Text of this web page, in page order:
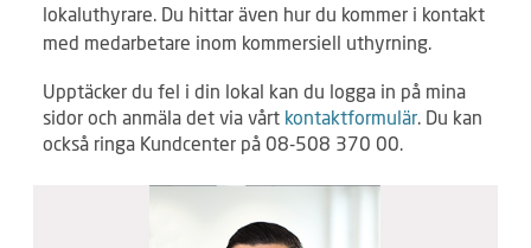
lokaluthyrare. Du hittar även hur du kommer i kontakt
med medarbetare inom kommersiell uthyrning.
Upptäcker du fel i din lokal kan du logga in på mina
sidor och anmäla det via vårt kontaktformulär . Du kan
också ringa Kundcenter på 08-508 370 00.